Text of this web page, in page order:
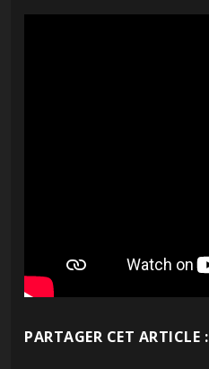
PARTAGER CET ARTICLE :